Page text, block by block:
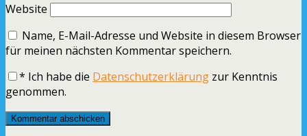
Website
Name, E-Mail-Adresse und Website in diesem Browser
für meinen nächsten Kommentar speichern.
* Ich habe die Datenschutzerklärung zur Kenntnis
genommen.